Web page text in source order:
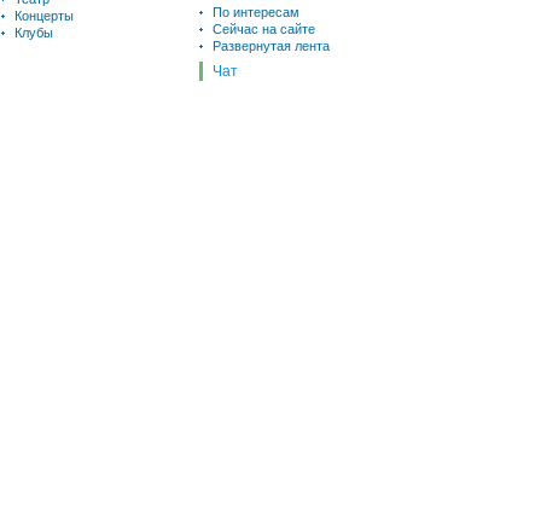
Концерты
Клубы
По интересам
Сейчас на сайте
Развернутая лента
Чат